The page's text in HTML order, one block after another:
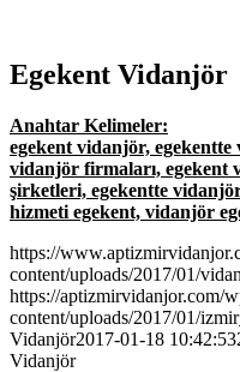
Egekent Vidanjör
Anahtar Kelimeler:
egekent vidanjör,
vidanjör firmaları, egekent
şirketleri, egekentte
hizmeti egekent, vidanjör
https://
content/uploads/2017/01/
https://aptizmirvidanjor.com/
content/uploads/2017/01/
Vidanjör2017-01-18 10:42:53
Vidanjör